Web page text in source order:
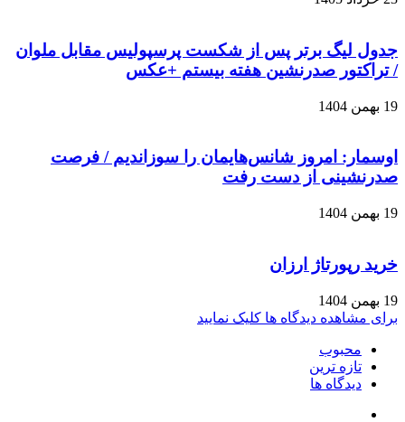
جدول لیگ برتر پس از شکست پرسپولیس مقابل ملوان
/ تراکتور صدرنشین هفته بیستم +عکس
19 بهمن 1404
اوسمار: امروز شانس‌هایمان را سوزاندیم / فرصت
صدرنشینی از دست رفت
19 بهمن 1404
خرید رپورتاژ ارزان
19 بهمن 1404
برای مشاهده دیدگاه ها کلیک نمایید
محبوب
تازه ترین
دیدگاه ها